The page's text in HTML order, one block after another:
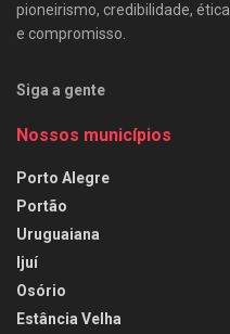
pioneirismo, credibilidade,
e compromisso.
Siga a gente
Nossos municípios
Porto Alegre
Portão
Uruguaiana
Ijuí
Osório
Estância Velha